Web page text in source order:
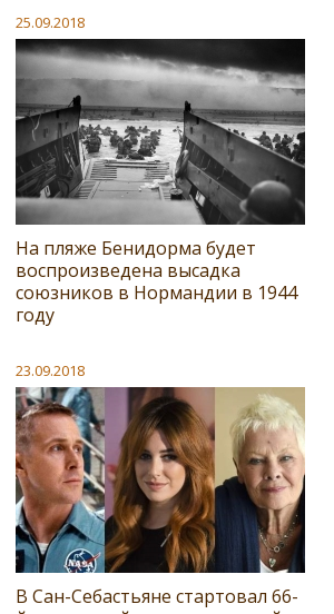
25.09.2018
На пляже Бенидорма будет
воспроизведена высадка
союзников в Нормандии в 1944
году
23.09.2018
В Сан-Себастьяне стартовал 66-